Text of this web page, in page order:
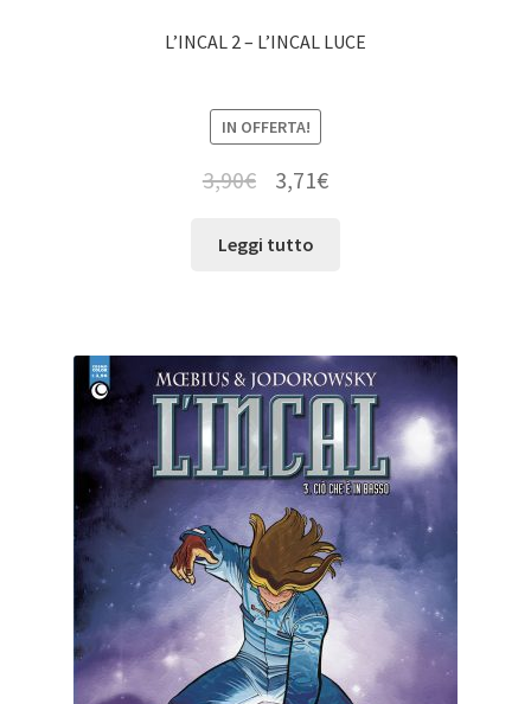
L’INCAL 2 – L’INCAL LUCE
IN OFFERTA!
3,90€ 3,71€
Leggi tutto